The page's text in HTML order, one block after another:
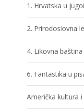
1. Hrvatska u
2. Prirodoslovna
4. Likovna
6. Fantastika u
Američka kultura i